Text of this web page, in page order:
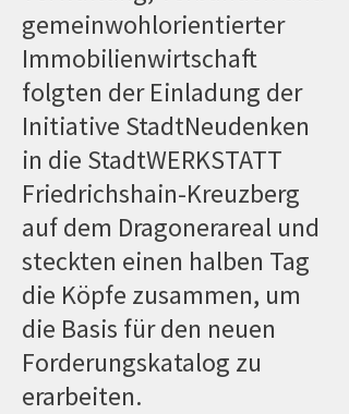
gemeinwohlorientierter
Immobilienwirtschaft
folgten der Einladung der
Initiative StadtNeudenken
in die StadtWERKSTATT
Friedrichshain-Kreuzberg
auf dem Dragonerareal und
steckten einen halben Tag
die Köpfe zusammen, um
die Basis für den neuen
Forderungskatalog zu
erarbeiten.